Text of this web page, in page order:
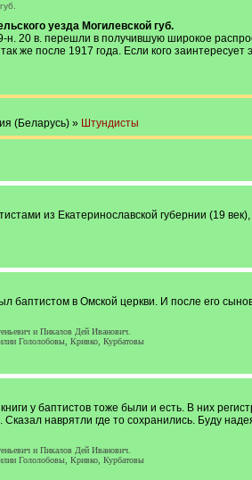
уезда Могилевской губ.
н. 20 в. перешли в получившую широкое
же после 1917 года. Если кого заинтересует
(Беларусь) » Штундисты
из Екатеринославской губернии (19
баптистом в Омской церкви. И после его
и Пикалов Дей Иванович.
Гололобовы, Кривко, Курбатовы
у баптистов тоже были и есть. В них
наврятли где то сохранились. Буду
и Пикалов Дей Иванович.
Гололобовы, Кривко, Курбатовы